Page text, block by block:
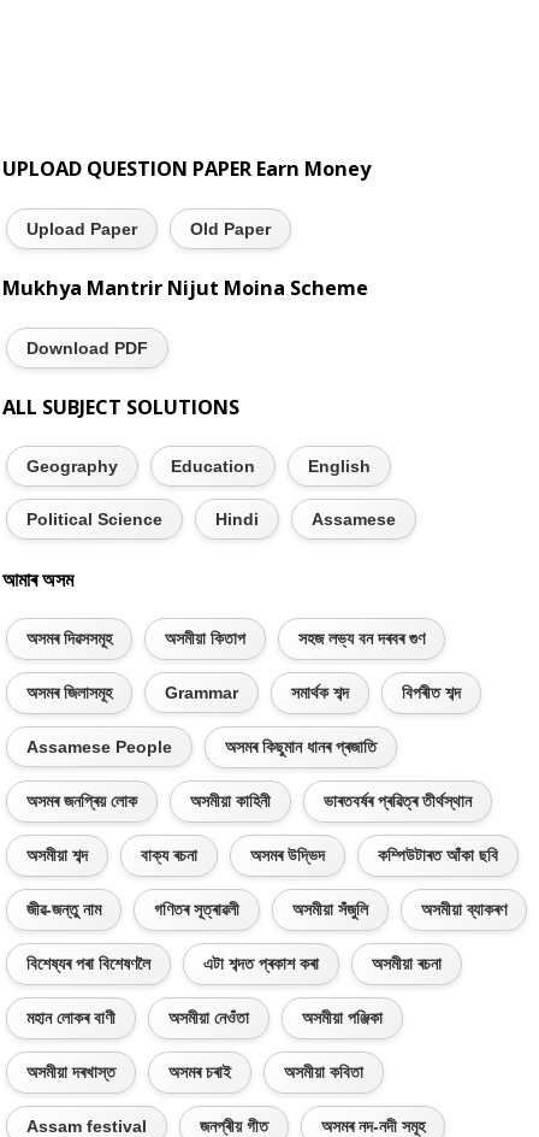
UPLOAD QUESTION PAPER Earn Money
Upload Paper Old Paper
Mukhya Mantrir Nijut Moina Scheme
Download PDF
ALL SUBJECT SOLUTIONS
Geography Education English
Political Science Hindi Assamese
আমাৰ অসম
অসমৰ দিৱসসমূহ অসমীয়া কিতাপ সহজ লভ্য বন দৰবৰ গুণ
অসমৰ জিলাসমূহ Grammar সমাৰ্থক শব্দ বিপৰীত শব্দ
Assamese People অসমৰ কিছুমান ধানৰ প্ৰজাতি
অসমৰ জনপ্ৰিয় লোক অসমীয়া কাহিনী ভাৰতবৰ্ষৰ প্ৰৱিত্ৰ তীৰ্থস্থান
অসমীয়া শব্দ বাক্য ৰচনা অসমৰ উদ্ভিদ কম্পিউটাৰত আঁকা ছবি
জীৱ-জন্তু নাম গণিতৰ সূত্ৰাৱলী অসমীয়া সঁজুলি অসমীয়া ব্যাকৰণ
বিশেষ্যৰ পৰা বিশেষণলৈ এটা শব্দত প্ৰকাশ কৰা অসমীয়া ৰচনা
মহান লোকৰ বাণী অসমীয়া নেওঁতা অসমীয়া পঞ্জিকা
অসমীয়া দৰখাস্ত অসমৰ চৰাই অসমীয়া কবিতা
Assam festival জনপ্ৰীয় গীত অসমৰ নদ-নদী সমূহ